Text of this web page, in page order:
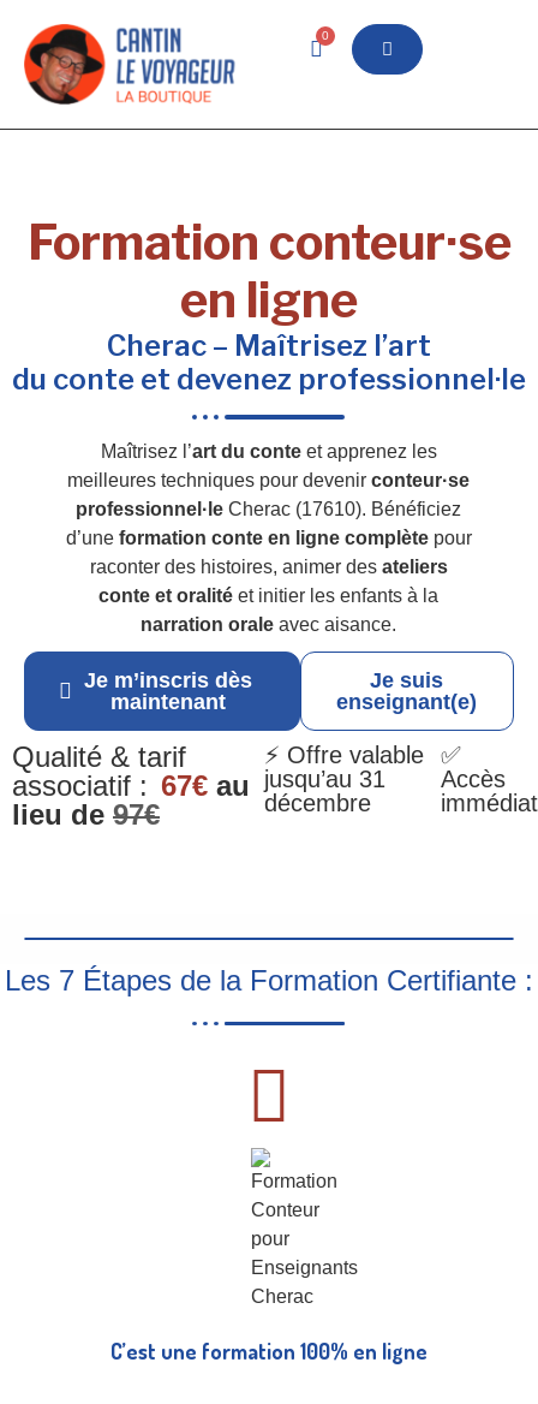
0
Formation conteur·se
en ligne
Cherac – Maîtrisez l’art
du conte et devenez professionnel·le
Maîtrisez l’art du conteet apprenez les
meilleures techniques pour devenirconteur·se
professionnel·le Cherac (17610). Bénéficiez
d’une formation conte en ligne complètepour
raconter des histoires, animer des ateliers
conte et oralité et initier les enfants à la
narration orale avec aisance.
Je m’inscris dès
maintenant
Je suis
enseignant(e)
Qualité & tarif
associatif : 67€ au
lieu de 97€
⚡ Offre valable
jusqu’au 31
décembre
✅
Accès
immédiat
Les 7 Étapes de la Formation Certifiante :
C’est une formation 100% en ligne